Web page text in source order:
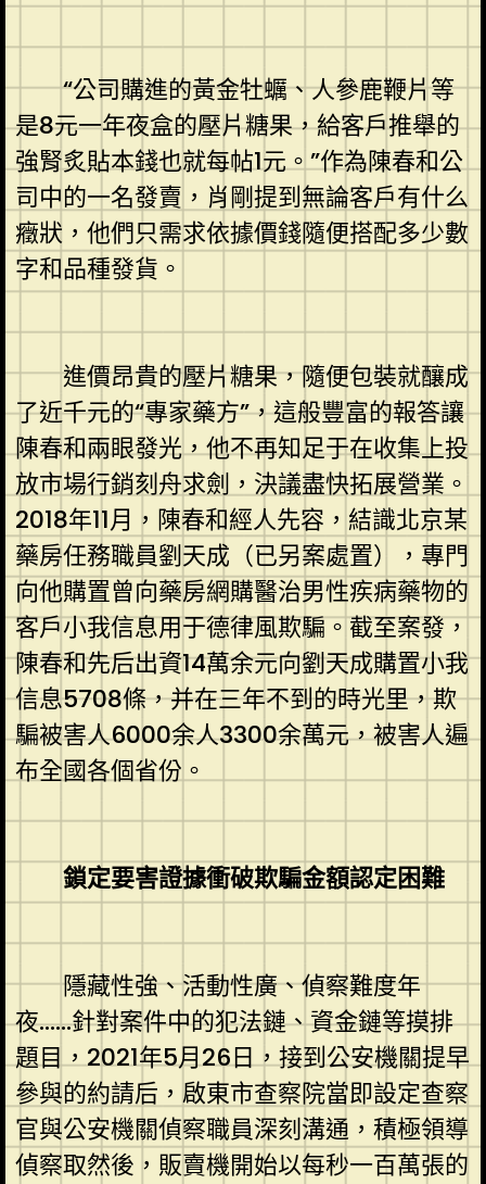
“公司購進的黃金牡蠣、人參鹿鞭片等
是8元一年夜盒的壓片糖果，給客戶推舉的
強腎炙貼本錢也就每帖1元。”作為陳春和公
司中的一名發賣，肖剛提到無論客戶有什么
癥狀，他們只需求依據價錢隨便搭配多少數
字和品種發貨。
進價昂貴的壓片糖果，隨便包裝就釀成
了近千元的“專家藥方”，這般豐富的報答讓
陳春和兩眼發光，他不再知足于在收集上投
放市場行銷刻舟求劍，決議盡快拓展營業。
2018年11月，陳春和經人先容，結識北京某
藥房任務職員劉天成（已另案處置），專門
向他購置曾向藥房網購醫治男性疾病藥物的
客戶小我信息用于德律風欺騙。截至案發，
陳春和先后出資14萬余元向劉天成購置小我
信息5708條，并在三年不到的時光里，欺
騙被害人6000余人3300余萬元，被害人遍
布全國各個省份。
鎖定要害證據衝破欺騙金額認定困難
隱藏性強、活動性廣、偵察難度年
夜……針對案件中的犯法鏈、資金鏈等摸排
題目，2021年5月26日，接到公安機關提早
參與的約請后，啟東市查察院當即設定查察
官與公安機關偵察職員深刻溝通，積極領導
偵察取然後，販賣機開始以每秒一百萬張的